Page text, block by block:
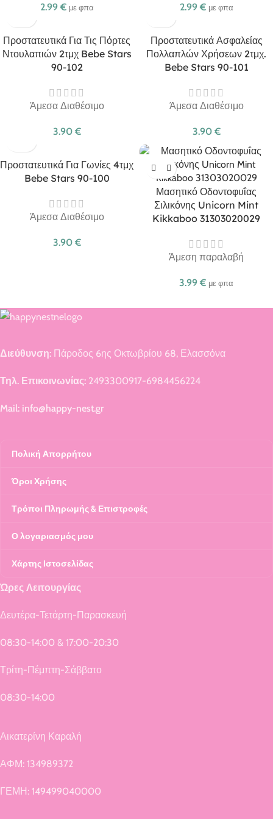
2.99 € με φπα 2.99 € με φπα
Προστατευτικά Για Τις Πόρτες
Ντουλαπιών 2τμχ Bebe Stars
90-102
Άμεσα Διαθέσιμο
3.90 €
Προστατευτικά Ασφαλείας
Πολλαπλών Χρήσεων 2τμχ.
Bebe Stars 90-101
Άμεσα Διαθέσιμο
3.90 €
Προστατευτικά Για Γωνίες 4τμχ
Bebe Stars 90-100
Άμεσα Διαθέσιμο
3.90 €
Μασητικό Οδοντοφυΐας
Σιλικόνης Unicorn Mint
Kikkaboo 31303020029
Άμεση παραλαβή
3.99 € με φπα
Διεύθυνση: Πάροδος 6ης Οκτωβρίου 68, Ελασσόνα
Τηλ. Επικοινωνίας: 2493300917-6984456224
Mail: info@happy-nest.gr
Πολική Απορρήτου
Όροι Χρήσης
Τρόποι Πληρωμής & Επιστροφές
Ο λογαριασμός μου
Χάρτης Ιστοσελίδας
Ώρες Λειτουργίας
Δευτέρα-Τετάρτη-Παρασκευή
08:30-14:00 & 17:00-20:30
Τρίτη-Πέμπτη-Σάββατο
08:30-14:00
Αικατερίνη Καραλή
ΑΦΜ: 134989372
ΓΕΜΗ: 149499040000